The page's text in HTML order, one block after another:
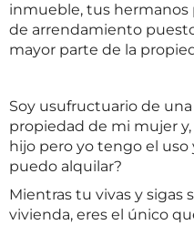
inmueble, tus hermanos
de arrendamiento
mayor parte de la
Soy usufructuario de una
propiedad de mi mujer
hijo pero yo tengo el uso
puedo alquilar?
Mientras tu vivas y sigas
vivienda, eres el único